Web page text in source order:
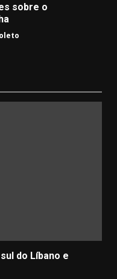
sobre o
do Líbano e